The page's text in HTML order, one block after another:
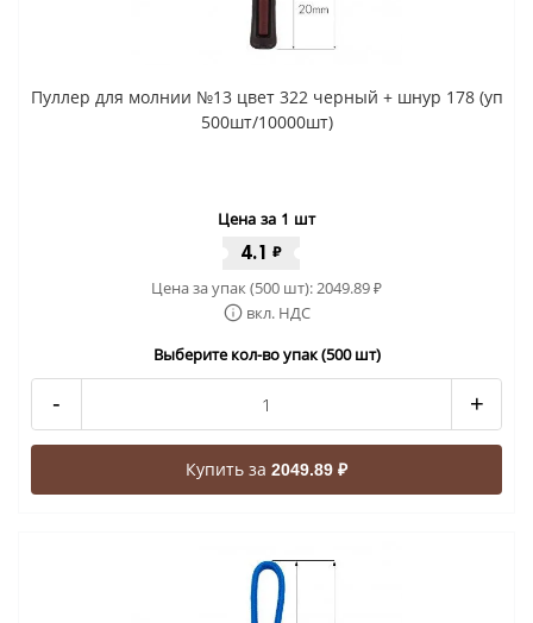
Пуллер для молнии №13 цвет 322 черный + шнур 178 (уп
500шт/10000шт)
Цена за 1 шт
4.1 ₽
Цена за упак (500 шт):2049.89₽
вкл. НДС
Выберите кол-во упак (500 шт)
- +
Купить за 2049.89 ₽